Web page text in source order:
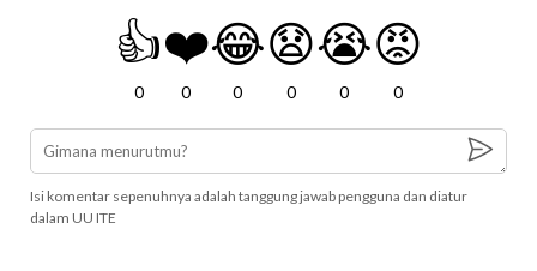
👍
0
❤️
0
😂
0
😧
0
😭
0
😡
0
Isi komentar sepenuhnya adalah tanggung jawab pengguna dan diatur
dalam UU ITE